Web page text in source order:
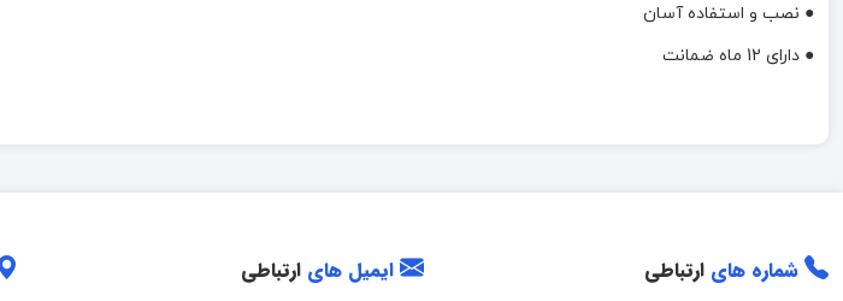
● نصب و استفاده آسان
● دارای 12 ماه ضمانت
شماره های ارتباطی ایمیل های ارتباطی